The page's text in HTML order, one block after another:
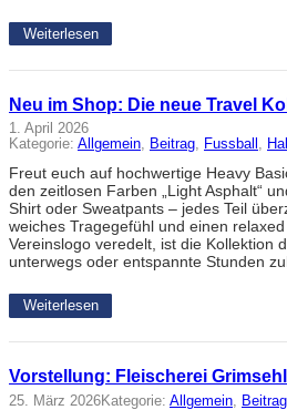
Weiterlesen
Neu im Shop: Die neue Travel
1. April 2026
Kategorie: Allgemein, Beitrag, Fussball ,
Freut euch auf hochwertige Heavy
den zeitlosen Farben „Light Asphalt“
Shirt oder Sweatpants – jedes Teil
weiches Tragegefühl und einen
Vereinslogo veredelt, ist die Kollektion
unterwegs oder entspannte Stunden
Weiterlesen
Vorstellung: Fleischerei Grimsehl
25. März 2026Kategorie: Allgemein Beitrag